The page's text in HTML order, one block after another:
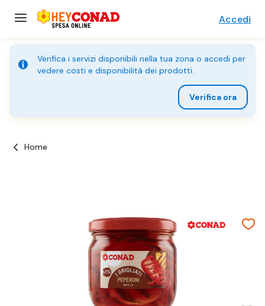
Accedi
Verifica i servizi disponibili nella tua zona o accedi per
vedere costi e disponibilità dei prodotti.
Verifica ora
Home